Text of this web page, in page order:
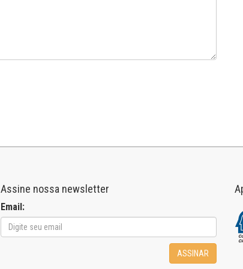
Assine nossa newsletter
Email:
ASSINAR